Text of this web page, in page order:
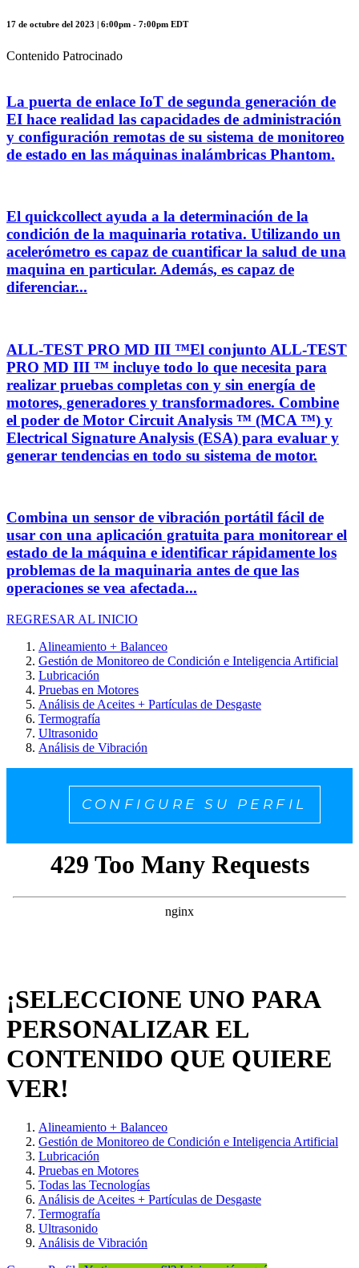
17 de octubre del 2023 | 6:00pm - 7:00pm EDT
Contenido Patrocinado
La puerta de enlace IoT de segunda generación de
EI hace realidad las capacidades de administración
y configuración remotas de su sistema de monitoreo
de estado en las máquinas inalámbricas Phantom.
El quickcollect ayuda a la determinación de la
condición de la maquinaria rotativa. Utilizando un
acelerómetro es capaz de cuantificar la salud de una
maquina en particular. Además, es capaz de
diferenciar...
ALL-TEST PRO MD III ™El conjunto ALL-TEST
PRO MD III ™ incluye todo lo que necesita para
realizar pruebas completas con y sin energía de
motores, generadores y transformadores. Combine
el poder de Motor Circuit Analysis ™ (MCA ™) y
Electrical Signature Analysis (ESA) para evaluar y
generar tendencias en todo su sistema de motor.
Combina un sensor de vibración portátil fácil de
usar con una aplicación gratuita para monitorear el
estado de la máquina e identificar rápidamente los
problemas de la maquinaria antes de que las
operaciones se vea afectada...
REGRESAR AL INICIO
Alineamiento + Balanceo
Gestión de Monitoreo de Condición e Inteligencia Artificial
Lubricación
Pruebas en Motores
Análisis de Aceites + Partículas de Desgaste
Termografía
Ultrasonido
Análisis de Vibración
CONFIGURE SU PERFIL
¡SELECCIONE UNO PARA
PERSONALIZAR EL
CONTENIDO QUE QUIERE
VER!
Alineamiento + Balanceo
Gestión de Monitoreo de Condición e Inteligencia Artificial
Lubricación
Pruebas en Motores
Todas las Tecnologías
Análisis de Aceites + Partículas de Desgaste
Termografía
Ultrasonido
Análisis de Vibración